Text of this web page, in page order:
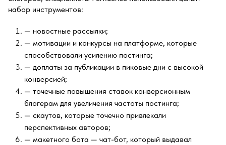
набор инструментов:
— новостные рассылки;
— мотивации и конкурсы на платформе, которые
способствовали усилению постинга;
— доплаты за публикации в пиковые дни с высокой
конверсией;
— точечные повышения ставок конверсионным
блогерам для увеличения частоты постинга;
— скаутов, которые точечно привлекали
перспективных авторов;
— макетного бота — чат-бот, который выдавал